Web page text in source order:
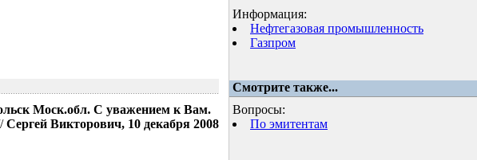
Информация:
Нефтегазовая промышленность
Газпром
Смотрите также...
Моск.обл. С уважением к Вам.
Сергей Викторович, 10 декабря 2008
Вопросы:
По эмитентам